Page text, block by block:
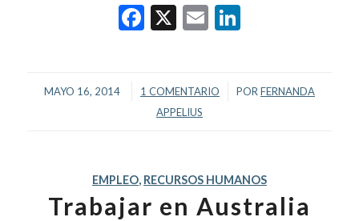
Facebook
X EmailLinkedIn
MAYO 16, 2014
/ 1 COMENTARIO
/ POR FERNANDA
APPELIUS
EMPLEO, RECURSOS HUMANOS
Trabajar en Australia